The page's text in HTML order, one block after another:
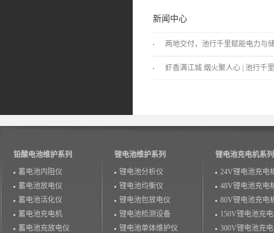
新闻中心
两地交付，池行千里赋能电力与
景！
虾香满江城 烟火聚人心 | 池行千
铅酸电池维护系列
蓄电池内阻仪
蓄电池放电仪
蓄电池活化仪
蓄电池充电机
蓄电池充放电仪
锂电池维护系列
锂电池分析仪
锂电池均衡仪
锂电池包放电仪
锂电池检测设备
锂电池单体维护仪
锂电池充电机系列
24V锂电池充电
48V锂电池充电
80V锂电池充电
150V锂电池充
300V锂电池充